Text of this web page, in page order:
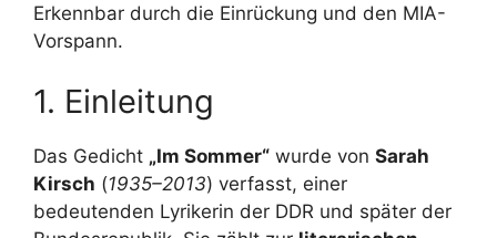
Erkennbar durch die Einrückung und den MIA-
Vorspann.
1. Einleitung
Das Gedicht „Im Sommer“ wurde von Sarah
Kirsch (1935–2013) verfasst, einer
bedeutenden Lyrikerin der DDR und später der